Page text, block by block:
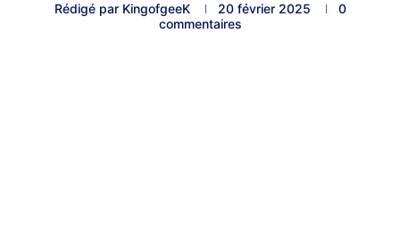
Rédigé par KingofgeeK 20 février 2025
0
commentaires